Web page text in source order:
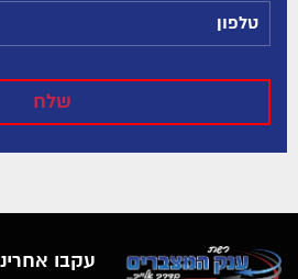
עקבו